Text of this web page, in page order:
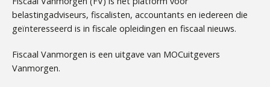
Bram Lemmens
belastingadviseurs, fiscalisten, accountants en iedereen die
geïnteresseerd is in fiscale opleidingen en fiscaal nieuws.
Fiscaal Vanmorgen is een uitgave van MOCuitgevers
Vanmorgen.